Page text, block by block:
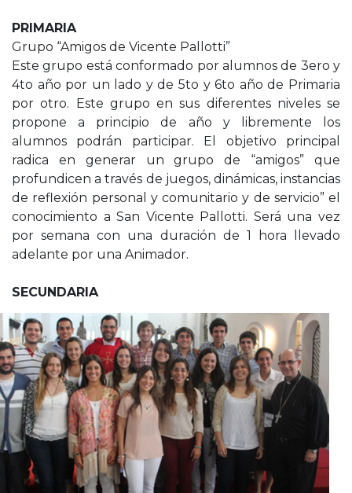
PRIMARIA
Grupo “Amigos de Vicente Pallotti”
Este grupo está conformado por alumnos de 3ero y
4to año por un lado y de 5to y 6to año de Primaria
por otro. Este grupo en sus diferentes niveles se
propone a principio de año y libremente los
alumnos podrán participar. El objetivo principal
radica en generar un grupo de “amigos” que
profundicen a través de juegos, dinámicas, instancias
de reflexión personal y comunitario y de servicio” el
conocimiento a San Vicente Pallotti. Será una vez
por semana con una duración de 1 hora llevado
adelante por una Animador.
SECUNDARIA